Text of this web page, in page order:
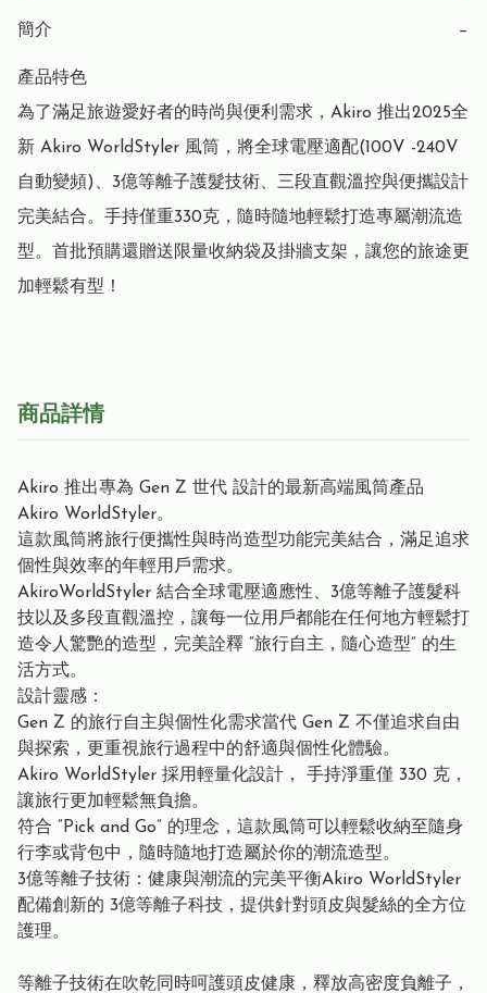
簡介 −
產品特色
為了滿足旅遊愛好者的時尚與便利需求，Akiro 推出2025全
新 Akiro WorldStyler 風筒，將全球電壓適配(100V -240V
自動變頻)、3億等離子護髮技術、三段直觀溫控與便攜設計
完美結合。手持僅重330克，隨時隨地輕鬆打造專屬潮流造
型。首批預購還贈送限量收納袋及掛牆支架，讓您的旅途更
加輕鬆有型！
商品詳情
Akiro 推出專為 Gen Z 世代 設計的最新⾼端⾵筒產品
Akiro WorldStyler。
這款⾵筒將旅⾏便攜性與時尚造型功能完美結合，滿⾜追求
個性與效率的年輕⽤戶需求。
AkiroWorldStyler 結合全球電壓適應性、3億等離⼦護髮科
技以及多段直觀溫控，讓每⼀位⽤戶都能在任何地⽅輕鬆打
造令⼈驚艷的造型，完美詮釋 “旅⾏⾃主，隨⼼造型” 的⽣
活⽅式。
設計靈感：
Gen Z 的旅⾏⾃主與個性化需求當代 Gen Z 不僅追求⾃由
與探索，更重視旅⾏過程中的舒適與個性化體驗。
Akiro WorldStyler 採⽤輕量化設計， ⼿持淨重僅 330 克，
讓旅⾏更加輕鬆無負擔。
符合 “Pick and Go” 的理念，這款⾵筒可以輕鬆收納⾄隨⾝
⾏李或背包中，隨時隨地打造屬於你的潮流造型。
3億等離⼦技術：健康與潮流的完美平衡Akiro WorldStyler
配備創新的 3億等離⼦科技，提供針對頭⽪與髮絲的全⽅位
護理。
等離⼦技術在吹乾同時呵護頭⽪健康，釋放⾼密度負離⼦，